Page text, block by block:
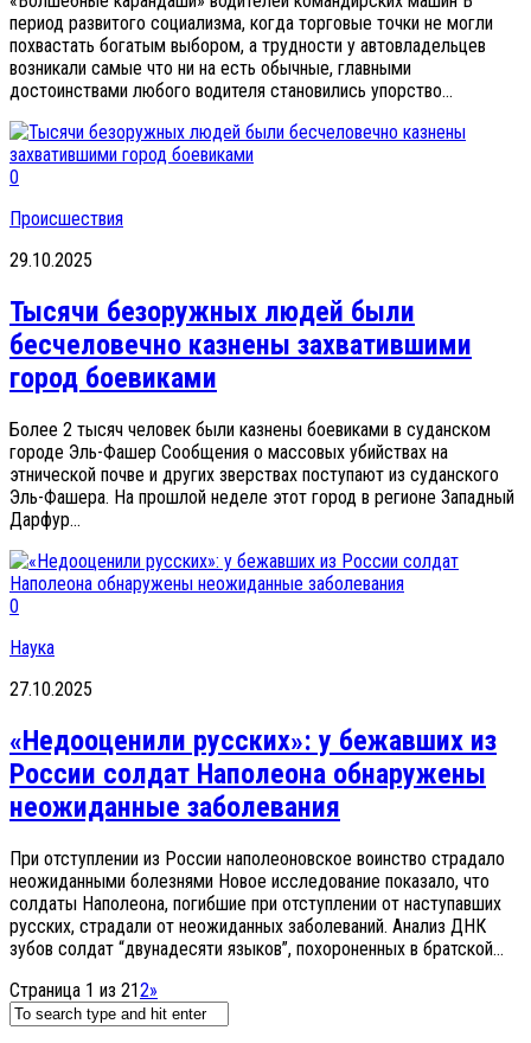
период развитого социализма, когда торговые точки не могли
похвастать богатым выбором, а трудности у автовладельцев
возникали самые что ни на есть обычные, главными
достоинствами любого водителя становились упорство...
0
Происшествия
29.10.2025
Тысячи безоружных людей были
бесчеловечно казнены захватившими
город боевиками
Более 2 тысяч человек были казнены боевиками в суданском
городе Эль-Фашер Сообщения о массовых убийствах на
этнической почве и других зверствах поступают из суданского
Эль-Фашера. На прошлой неделе этот город в регионе Западный
Дарфур...
0
Наука
27.10.2025
«Недооценили русских»: у бежавших из
России солдат Наполеона обнаружены
неожиданные заболевания
При отступлении из России наполеоновское воинство страдало
неожиданными болезнями Новое исследование показало, что
солдаты Наполеона, погибшие при отступлении от наступавших
русских, страдали от неожиданных заболеваний. Анализ ДНК
зубов солдат “двунадесяти языков”, похороненных в братской...
Страница 1 из 212»